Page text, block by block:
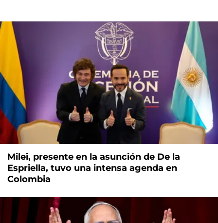
Milei, presente en la asunción de De la
Espriella, tuvo una intensa agenda en
Colombia